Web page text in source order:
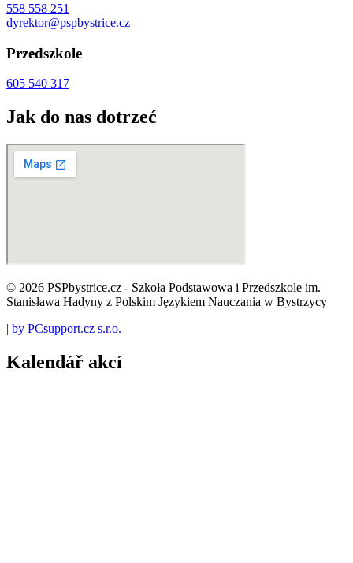
558 558 251
dyrektor@pspbystrice.cz
Przedszkole
605 540 317
Jak do nas dotrzeć
© 2026 PSPbystrice.cz - Szkoła Podstawowa i Przedszkole im.
Stanisława Hadyny z Polskim Językiem Nauczania w Bystrzycy
| by PCsupport.cz s.r.o.
Kalendář akcí